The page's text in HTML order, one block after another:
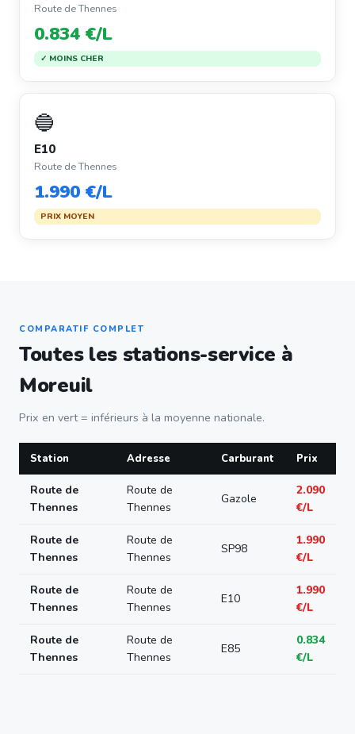
Route de Thennes
0.834 €/L
✓ MOINS CHER
🔵
E10
Route de Thennes
1.990 €/L
PRIX MOYEN
COMPARATIF COMPLET
Toutes les stations-service à
Moreuil
Prix en vert = inférieurs à la moyenne nationale.
Station Adresse Carburant Prix
Route de
Thennes
Route de
Thennes
Gazole
2.090
€/L
Route de
Thennes
Route de
Thennes
SP98
1.990
€/L
Route de
Thennes
Route de
Thennes
E10
1.990
€/L
Route de
Thennes
Route de
Thennes
E85
0.834
€/L